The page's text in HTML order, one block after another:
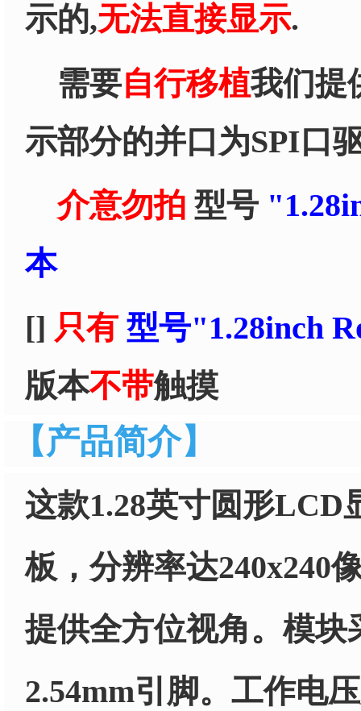
示的,无法直接显示.
需要自行移植我们提
示部分的并口为SPI口
介意勿拍 型号
本
[] 只有 型号"1.28inch
版本不带触摸
【产品简介】
这款1.28英寸圆形LCD
板，分辨率达240x240
提供全方位视角。模块
2.54mm引脚。工作电